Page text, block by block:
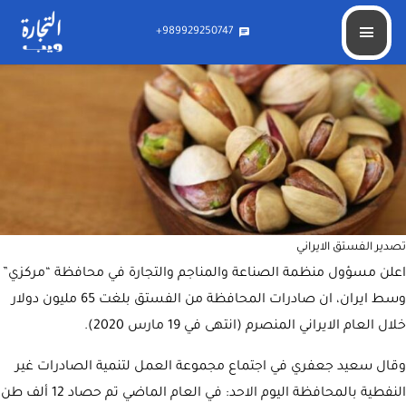
chat
989929250747+
محافظة ايرانية تصدر 60 مليون دولار من الفستق
تصدير الفستق الايراني
اعلن مسؤول منظمة الصناعة والمناجم والتجارة في محافظة “مركزي”
وسط ايران، ان صادرات المحافظة من الفستق بلغت 65 مليون دولار
خلال العام الايراني المنصرم (انتهى في 19 مارس 2020).
وقال سعيد جعفري في اجتماع مجموعة العمل لتنمية الصادرات غير
النفطية بالمحافظة اليوم الاحد: في العام الماضي تم حصاد 12 ألف طن